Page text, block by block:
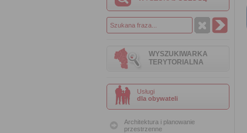
WYSZUKIWARKA
TERYTORIALNA
Usługi
dla obywateli
Architektura i planowanie
przestrzenne